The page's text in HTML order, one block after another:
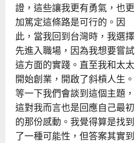
證，這些讓我更有勇氣，也更
加篤定這條路是可行的。因
此，當我回到台灣時，我選擇
先進入職場，因為我想要嘗試
這方面的實踐。直至我和太太
開始創業，開啟了斜槓人生。
等一下我們會談到這個主題，
這對我而言也是回應自己最初
的那份感動。我覺得算是找到
了一種可能性，但答案其實到